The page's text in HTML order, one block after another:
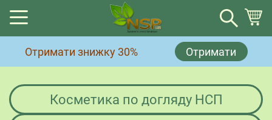
Отримати знижку 30% Отримати
Косметика по догляду НСП
Кошик
Немає товарів у кошику.